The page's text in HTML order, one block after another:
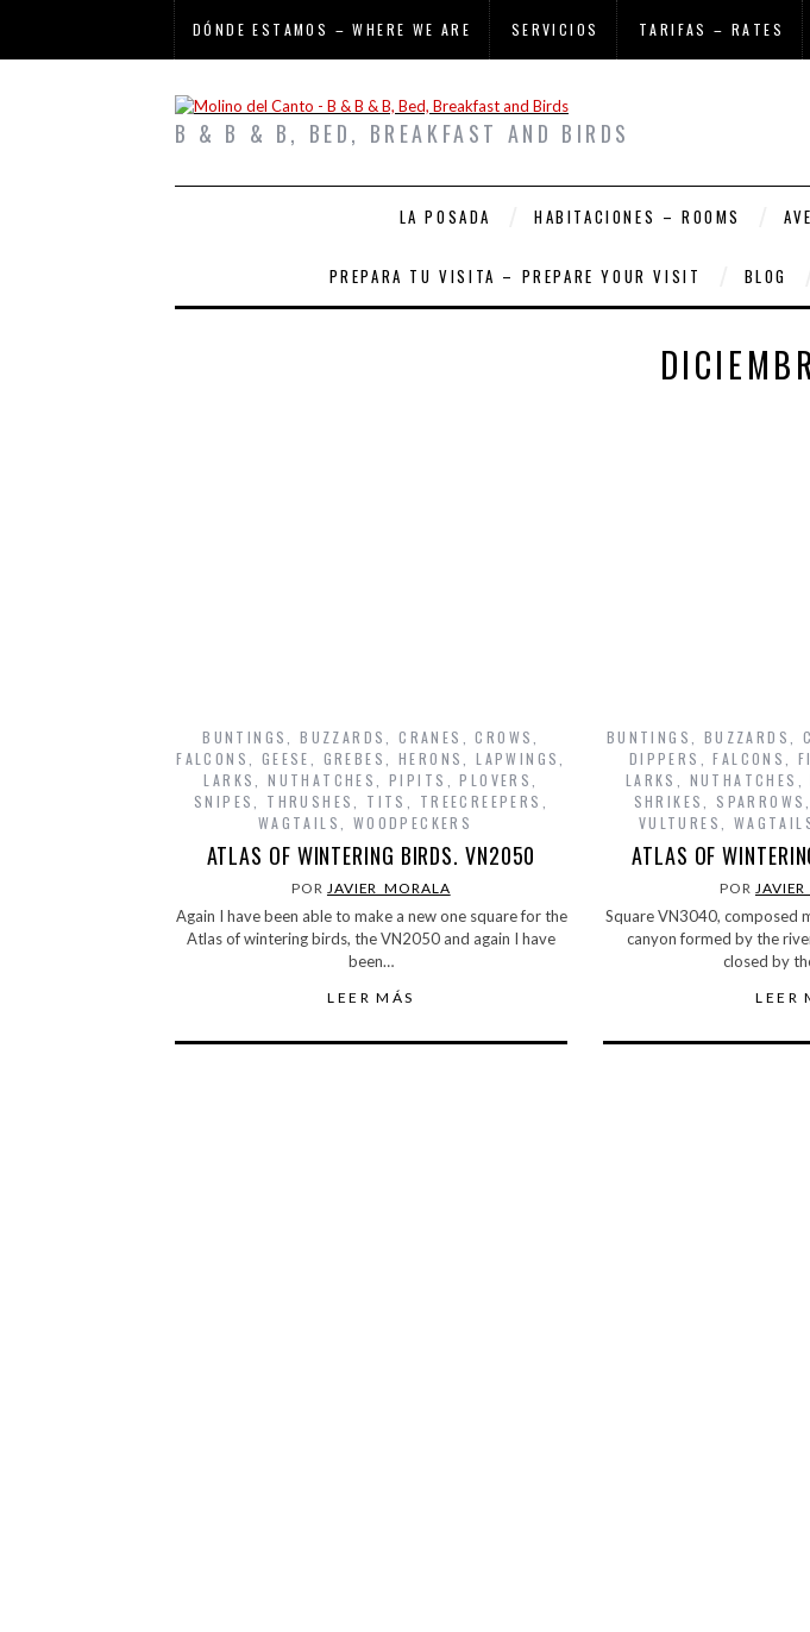
DÓNDE ESTAMOS – WHERE WE ARE SERVICIOS TARIFAS – RATES
B & B & B, BED, BREAKFAST AND BIRDS
LA POSADA HABITACIONES – ROOMS
PREPARA TU VISITA – PREPARE YOUR VISIT BLOG
BUNTINGS ,BUZZARDS ,CRANES ,CROWS
FALCONS
GEESE GREBES HERONS ,LAPWINGS
LARKS
,NUTHATCHES ,PIPITS ,PLOVERS
SNIPES
THRUSHES TITS TREECREEPERS
WAGTAILS
WOODPECKERS
ATLAS OF WINTERING BIRDS. VN2050
POR JAVIER_MORALA
Again I have been able to make a new one square for the
Atlas of wintering birds, the VN2050 and again I have
been…
LEER MÁS
BUNTINGS BUZZARDS
DIPPERS
,FALCONS
LARKS
NUTHATCHES ,
SHRIKES
SPARROWS
VULTURES
ATLAS OF
POR
Square VN3040, composed
canyon formed by the
closed by
LEER